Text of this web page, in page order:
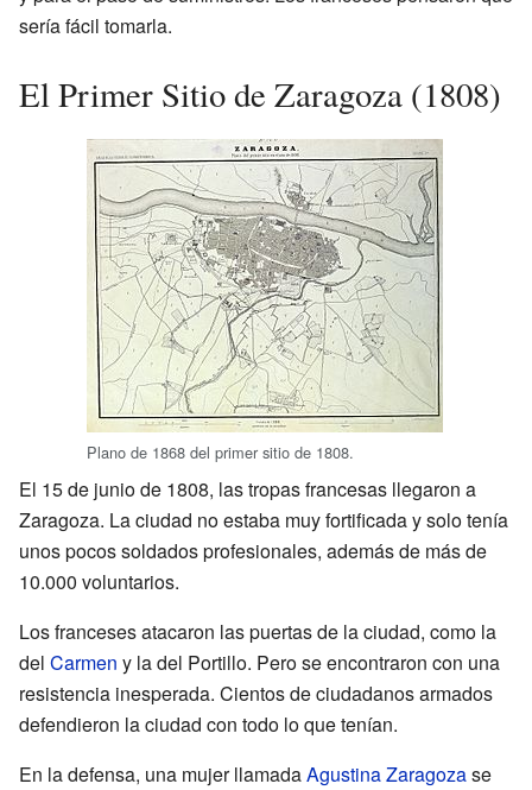
sería fácil tomarla.
El Primer Sitio de Zaragoza (1808)
Plano de 1868 del primer sitio de 1808.
El 15 de junio de 1808, las tropas francesas llegaron a
Zaragoza. La ciudad no estaba muy fortificada y solo tenía
unos pocos soldados profesionales, además de más de
10.000 voluntarios.
Los franceses atacaron las puertas de la ciudad, como la
del Carmen y la del Portillo. Pero se encontraron con una
resistencia inesperada. Cientos de ciudadanos armados
defendieron la ciudad con todo lo que tenían.
En la defensa, una mujer llamadaAgustina Zaragozase